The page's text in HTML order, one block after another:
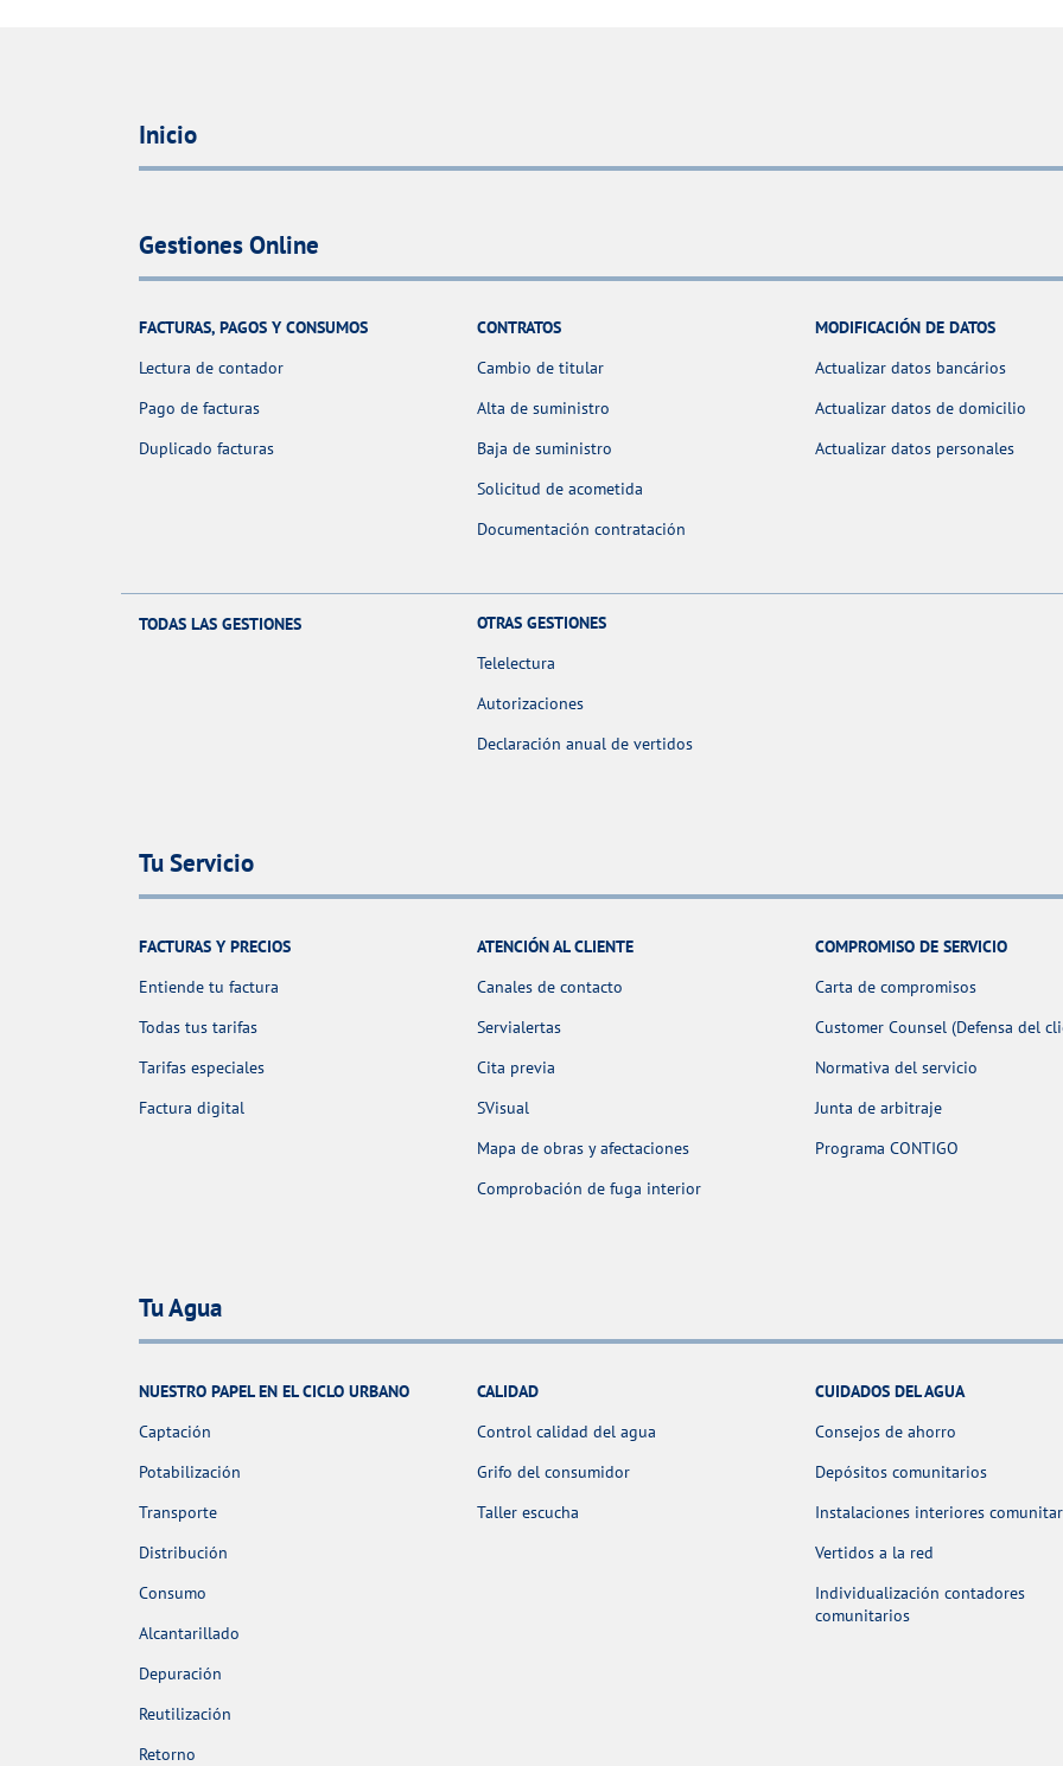
Inicio
Gestiones Online
FACTURAS, PAGOS Y CONSUMOS
Lectura de contador
Pago de facturas
Duplicado facturas
CONTRATOS
Cambio de titular
Alta de suministro
Baja de suministro
Solicitud de acometida
Documentación contratación
MODIFICACIÓN DE DATOS
Actualizar datos bancários
Actualizar datos de domicilio
Actualizar datos personales
TODAS LAS GESTIONES
OTRAS GESTIONES
Telelectura
Autorizaciones
Declaración anual de vertidos
Tu Servicio
FACTURAS Y PRECIOS
Entiende tu factura
Todas tus tarifas
Tarifas especiales
Factura digital
ATENCIÓN AL CLIENTE
Canales de contacto
Servialertas
Cita previa
SVisual
Mapa de obras y afectaciones
Comprobación de fuga interior
COMPROMISO DE SERVICIO
Carta de compromisos
Customer Counsel (Defensa del
Normativa del servicio
Junta de arbitraje
Programa CONTIGO
Tu Agua
NUESTRO PAPEL EN EL CICLO URBANO
Captación
Potabilización
Transporte
Distribución
Consumo
Alcantarillado
Depuración
Reutilización
Retorno
CALIDAD
Control calidad del agua
Grifo del consumidor
Taller escucha
CUIDADOS DEL AGUA
Consejos de ahorro
Depósitos comunitarios
Instalaciones interiores
Vertidos a la red
Individualización contadores
comunitarios